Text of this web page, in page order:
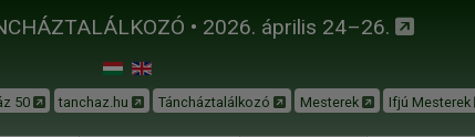
• 2026. április 24–26.
50 tanchaz.hu Táncháztalálkozó Mesterek Ifjú Mesterek